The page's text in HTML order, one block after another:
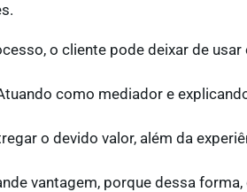
o cliente pode deixar de
como mediador e
o devido valor, além da
vantagem, porque dessa